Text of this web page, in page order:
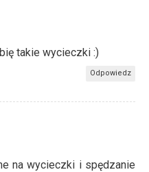
takie wycieczki :)
Odpowiedz
na wycieczki i spędzanie